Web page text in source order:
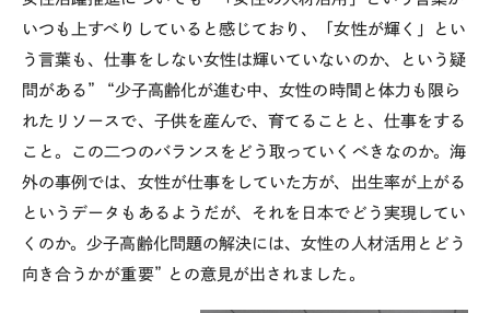
いつも上すべりしていると感じており、「女性が輝く」とい
う言葉も、仕事をしない女性は輝いていないのか、という疑
問がある” “少子高齢化が進む中、女性の時間と体力も限ら
れたリソースで、子供を産んで、育てることと、仕事をする
こと。この二つのバランスをどう取っていくべきなのか。海
外の事例では、女性が仕事をしていた方が、出生率が上がる
というデータもあるようだが、それを日本でどう実現してい
くのか。少子高齢化問題の解決には、女性の人材活用とどう
向き合うかが重要” との意見が出されました。